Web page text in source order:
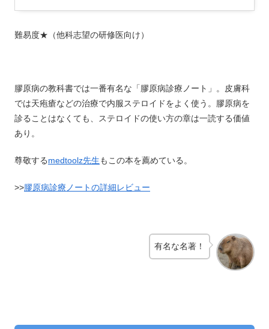
難易度★（他科志望の研修医向け）
膠原病の教科書では一番有名な「膠原病診療ノート」。皮膚科
では天疱瘡などの治療で内服ステロイドをよく使う。膠原病を
診ることはなくても、ステロイドの使い方の章は一読する価値
あり。
尊敬するmedtoolz先生もこの本を薦めている。
>>膠原病診療ノートの詳細レビュー
有名な名著！